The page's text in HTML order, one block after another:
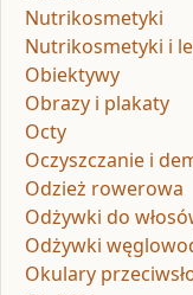
Nutrikosmetyki
Nutrikosmetyki i
Obiektywy
Obrazy i plakaty
Octy
Oczyszczanie i
Odzież rowerowa
Odżywki do
Odżywki
Okulary